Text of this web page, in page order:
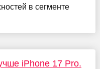
в сегменте
iPhone 17 Pro.